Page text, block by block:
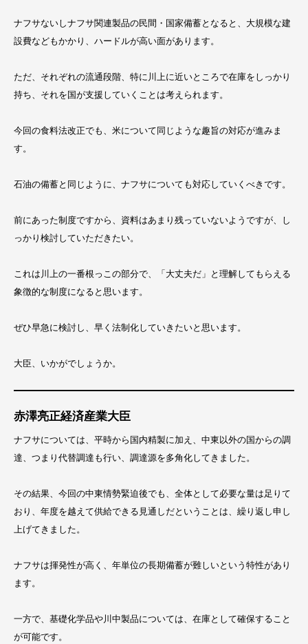
ナフサないしナフサ関連製品の民間・国家備蓄となると、大規模な建
設費などもかかり、ハードルが高い面があります。
ただ、それぞれの流通段階、特に川上に近いところで在庫をしっかり
持ち、それを国が支援していくことは考えられます。
今回の食料法改正でも、米について同じような趣旨の対応が進みま
す。
石油の備蓄と同じように、ナフサについても対応していくべきです。
前にあった制度ですから、資料はあまり残っていないようですが、し
っかり検討していただきたい。
これは川上の一番根っこの部分で、「大丈夫だ」と理解してもらえる
象徴的な制度になると思います。
ぜひ早急に検討し、早く法制化していきたいと思います。
大臣、いかがでしょうか。
赤澤亮正経済産業大臣
ナフサについては、平時から国内精製に加え、中東以外の国からの調
達、つまり代替調達も行い、調達源を多角化してきました。
その結果、今回の中東情勢緊迫後でも、全体として必要な量は足りて
おり、年度を越えて供給できる見通しだということは、繰り返し申し
上げてきました。
ナフサは揮発性が高く、年単位の長期備蓄が難しいという特性があり
ます。
一方で、基礎化学品や川中製品については、在庫として確保すること
が可能です。